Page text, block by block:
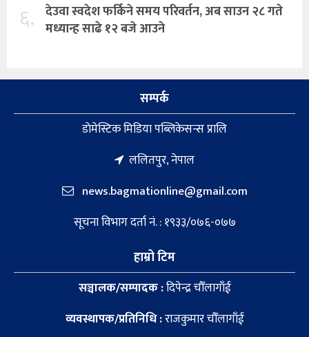
६. देउवा स्वदेश फर्किने समय परिवर्तन, अब साउन २८ गते
मध्यान्ह साढे १२ बजे आउने
सम्पर्क
डाेमेस्टिक मिडिया पब्लिकेसन्स प्रालि
ललितपुर, नेपाल
news.bagmationline@gmail.com
सूचना विभाग दर्ता नं. : १९३३/०७६-०७७
हाम्रो टिम
सञ्चालक/सम्पादक :दिपेन्द्र चौँलागाँई
व्यवस्थापक/प्रतिनिधि :राजकुमार चौँलागाँई